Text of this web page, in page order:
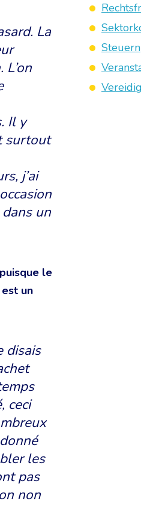
La
Il y
surtout
j’ai
un
le
un
disais
ceci
les
pas
non
Steuern